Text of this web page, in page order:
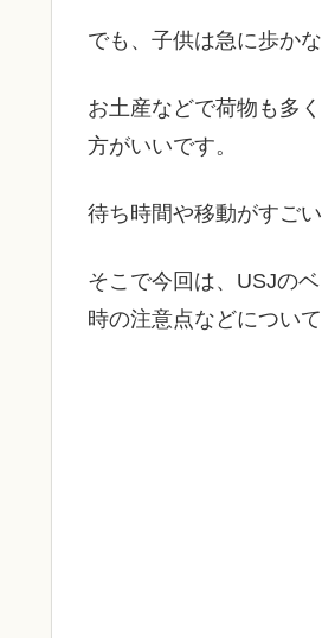
でも、子供は急に歩か
お土産などで荷物も多
方がいいです。
待ち時間や移動がすご
そこで今回は、USJの
時の注意点などについ